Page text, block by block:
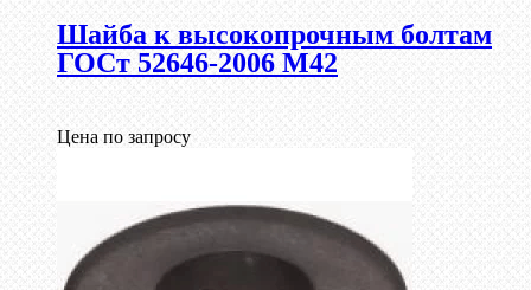
Шайба к высокопрочным болтам
ГОСт 52646-2006 М42
Цена по запросу